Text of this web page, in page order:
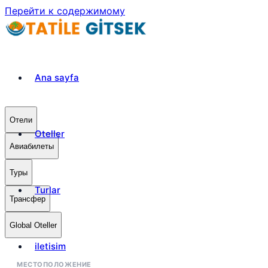
Перейти к содержимому
Ana sayfa
Oteller
Turlar
iletisim
Отели
Авиабилеты
Туры
Трансфер
Global Oteller
МЕСТОПОЛОЖЕНИЕ